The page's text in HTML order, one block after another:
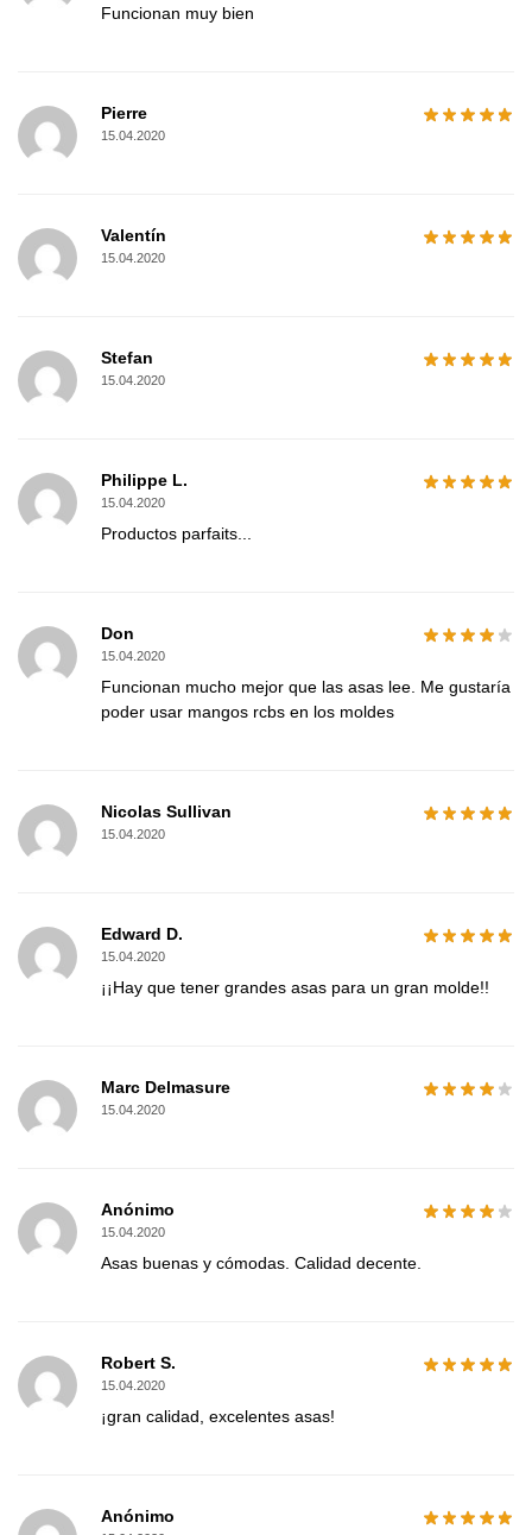
Funcionan muy bien
Pierre
15.04.2020
Valentín
15.04.2020
Stefan
15.04.2020
Philippe L.
15.04.2020
Productos parfaits...
Don
15.04.2020
Funcionan mucho mejor que las asas lee. Me gustaría
poder usar mangos rcbs en los moldes
Nicolas Sullivan
15.04.2020
Edward D.
15.04.2020
¡¡Hay que tener grandes asas para un gran molde!!
Marc Delmasure
15.04.2020
Anónimo
15.04.2020
Asas buenas y cómodas. Calidad decente.
Robert S.
15.04.2020
¡gran calidad, excelentes asas!
Anónimo